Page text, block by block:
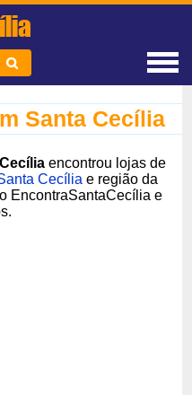
Santa Cecília
encontrou lojas de
Cecília e região da
EncontraSantaCecília e